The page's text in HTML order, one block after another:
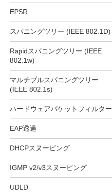
EPSR
スパニングツリー (IEEE 802.1D)
Rapidスパニングツリー (IEEE
802.1w)
マルチプルスパニングツリー
(IEEE 802.1s)
ハードウェアパケットフィルター
EAP透過
DHCPスヌーピング
IGMP v2/v3スヌーピング
UDLD